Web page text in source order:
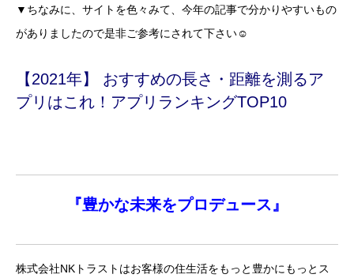
▼ちなみに、サイトを色々みて、今年の記事で分かりやすいもの
がありましたので是非ご参考にされて下さい☺
【2021年】 おすすめの長さ・距離を測るア
プリはこれ！アプリランキングTOP10
『豊かな未来をプロデュース』
株式会社NKトラストはお客様の住生活をもっと豊かにもっとス